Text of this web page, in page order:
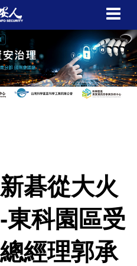
碁從大火
東科園區受
經理郭承